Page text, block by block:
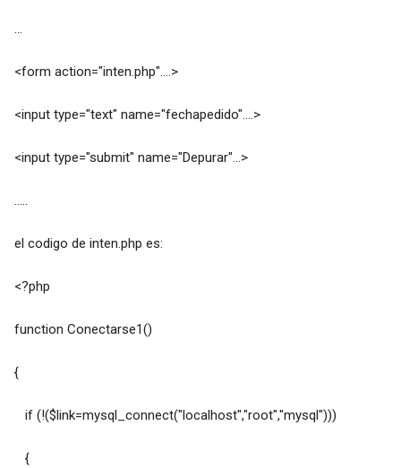
...
<form action="inten.php"....>
<input type="text" name="fechapedido"....>
<input type="submit" name="Depurar"...>
.....
el codigo de inten.php es:
<?php
function Conectarse1()
{
if (!($link=mysql_connect("localhost","root","mysql")))
{